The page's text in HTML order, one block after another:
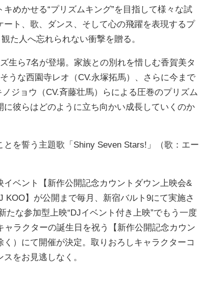
めかせる“プリズムキング”を目指して様々な試
ト、歌、ダンス、そして心の飛躍を表現するプ
た人へ忘れられない衝撃を贈る。
ら7名が登場。家族との別れを惜しむ香賀美タ
うな西園寺レオ（CV.永塚拓馬）、さらに今まで
ジョウ（CV.斉藤壮馬）らによる圧巻のプリズム
彼らはどのように立ち向かい成長していくのか
を誓う主題歌「Shiny Seven Stars!」（歌：エー
ベント【新作公開記念カウントダウン上映会&
】が公開まで毎月、新宿バルト9にて実施さ
な参加型上映“DJイベント付き上映”でもう一度
ラクターの誕生日を祝う【新作公開記念カウン
）にて開催が決定。取りおろしキャラクターコ
をお見逃しなく。